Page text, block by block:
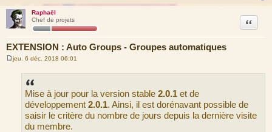
Raphaël
Chef de projets
EXTENSION : Auto Groups - Groupes automatiques
Citation
M
jeu. 6 déc. 2018 06:01
Mise à jour pour la version stable 2.0.1 et de
développement 2.0.1. Ainsi, il est dorénavant possible de
saisir le critère du nombre de jours depuis la dernière visite
du membre.